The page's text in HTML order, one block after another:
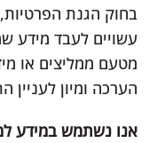
עשויים לעבד מידע
מטעם ממליצים או
הערכה ומיון
אנו נשתמש במידע